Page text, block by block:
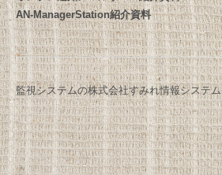
AN-ManagerStation紹介資料
監視システムの株式会社すみれ情報システム